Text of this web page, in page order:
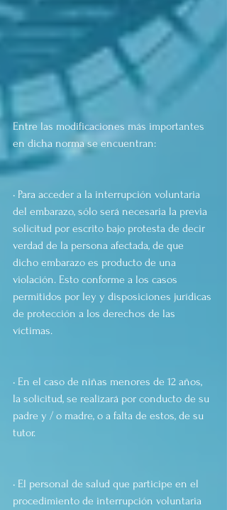
Entre las modificaciones más importantes
en dicha norma se encuentran:
• Para acceder a la interrupción voluntaria
del embarazo, sólo será necesaria la previa
solicitud por escrito bajo protesta de decir
verdad de la persona afectada, de que
dicho embarazo es producto de una
violación. Esto conforme a los casos
permitidos por ley y disposiciones jurídicas
de protección a los derechos de las
víctimas.
• En el caso de niñas menores de 12 años,
la solicitud, se realizará por conducto de su
padre y / o madre, o a falta de estos, de su
tutor.
• El personal de salud que participe en el
procedimiento de interrupción voluntaria